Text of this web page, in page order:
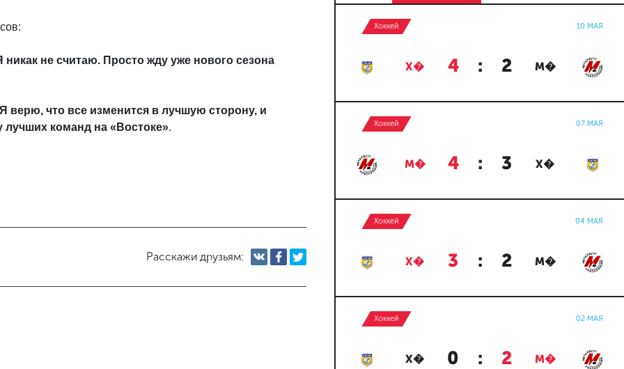
никак не считаю. Просто жду уже нового сезона
верю, что все изменится в лучшую сторону, и
лучших команд на «Востоке».
Расскажи друзьям:
Хоккей 10 МАЯ
Х� 4 : 2 М�
Хоккей 07 МАЯ
М� 4 : 3 Х�
Хоккей 04 МАЯ
Х� 3 : 2 М�
Хоккей 02 МАЯ
Х� 0 : 2 М�